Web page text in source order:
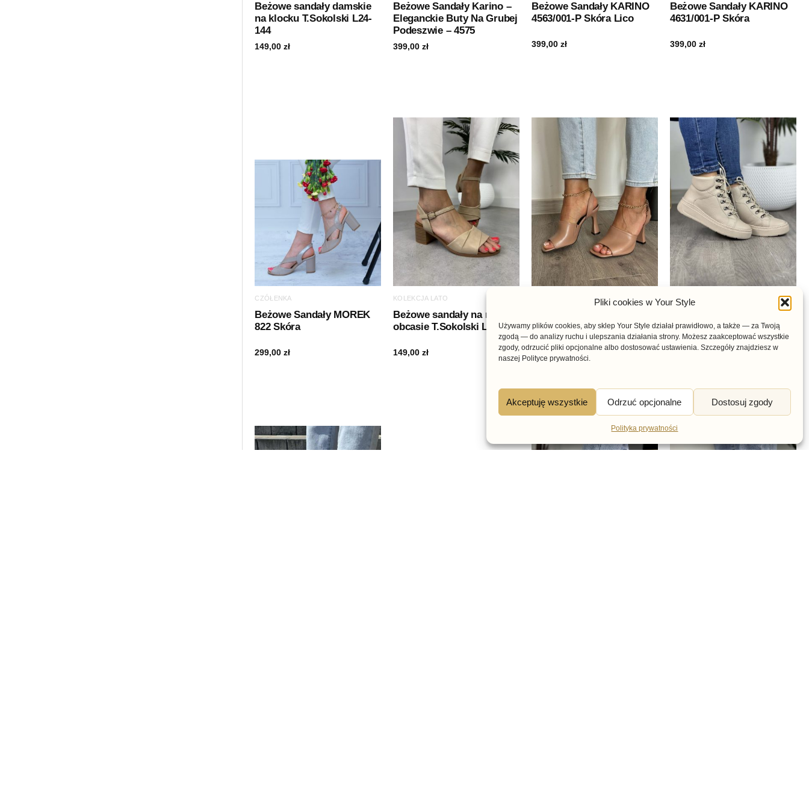
Pliki cookies w Your Style
Używamy plików cookies, aby sklep Your Style działał prawidłowo, a także — za Twoją
zgodą — do analizy ruchu i ulepszania działania strony. Możesz zaakceptować wszystkie
zgody, odrzucić pliki opcjonalne albo dostosować ustawienia. Szczegóły znajdziesz w
naszej Polityce prywatności.
Akceptuję wszystkie Odrzuć opcjonalne Dostosuj zgody
Polityka prywatności
Beżowe sandały damskie
na klocku T.Sokolski L24-
144
149,00zł
Beżowe Sandały Karino –
Eleganckie Buty Na Grubej
Podeszwie – 4575
399,00zł
Beżowe Sandały KARINO
4563/001-P Skóra Lico
399,00zł
Beżowe Sandały KARINO
4631/001-P Skóra
399,00 zł
CZÓŁENKA
Beżowe Sandały MOREK
822 Skóra
299,00zł
KOLEKCJA LATO
Beżowe sandały na niskim
obcasie T.Sokolski L24-126
149,00zł
na obcasie CHEBELLO
2823
439,00zł
BOTKI
damskie na platformie
Wasak 0661